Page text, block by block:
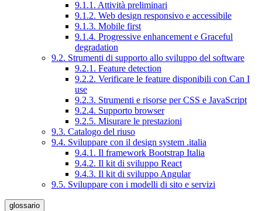
9.1.1. Attività preliminari
9.1.2. Web design responsivo e accessibile
9.1.3. Mobile first
9.1.4. Progressive enhancement e Graceful
degradation
9.2. Strumenti di supporto allo sviluppo del software
9.2.1. Feature detection
9.2.2. Verificare le feature disponibili con Can I
use
9.2.3. Strumenti e risorse per CSS e JavaScript
9.2.4. Supporto browser
9.2.5. Misurare le prestazioni
9.3. Catalogo del riuso
9.4. Sviluppare con il design system .italia
9.4.1. Il framework Bootstrap Italia
9.4.2. Il kit di sviluppo React
9.4.3. Il kit di sviluppo Angular
9.5. Sviluppare con i modelli di sito e servizi
glossario